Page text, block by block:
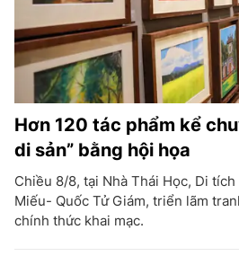
Hơn 120 tác phẩm kể
di sản” bằng hội họa
Chiều 8/8, tại Nhà Thái Học, Di
Miếu- Quốc Tử Giám, triển lãm
chính thức khai mạc.